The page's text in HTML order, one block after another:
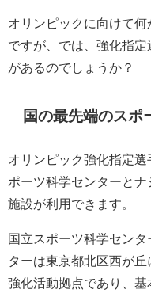
オリンピックに向けて何
ですが、では、強化指
があるのでしょうか？
国の最先端のスポ
オリンピック強化指定
ポーツ科学センターと
施設が利用できます。
国立スポーツ科学セン
ターは東京都北区西が
強化活動拠点であり、